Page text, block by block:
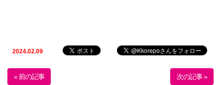
2024.02.09
« 前の記事 次の記事 »